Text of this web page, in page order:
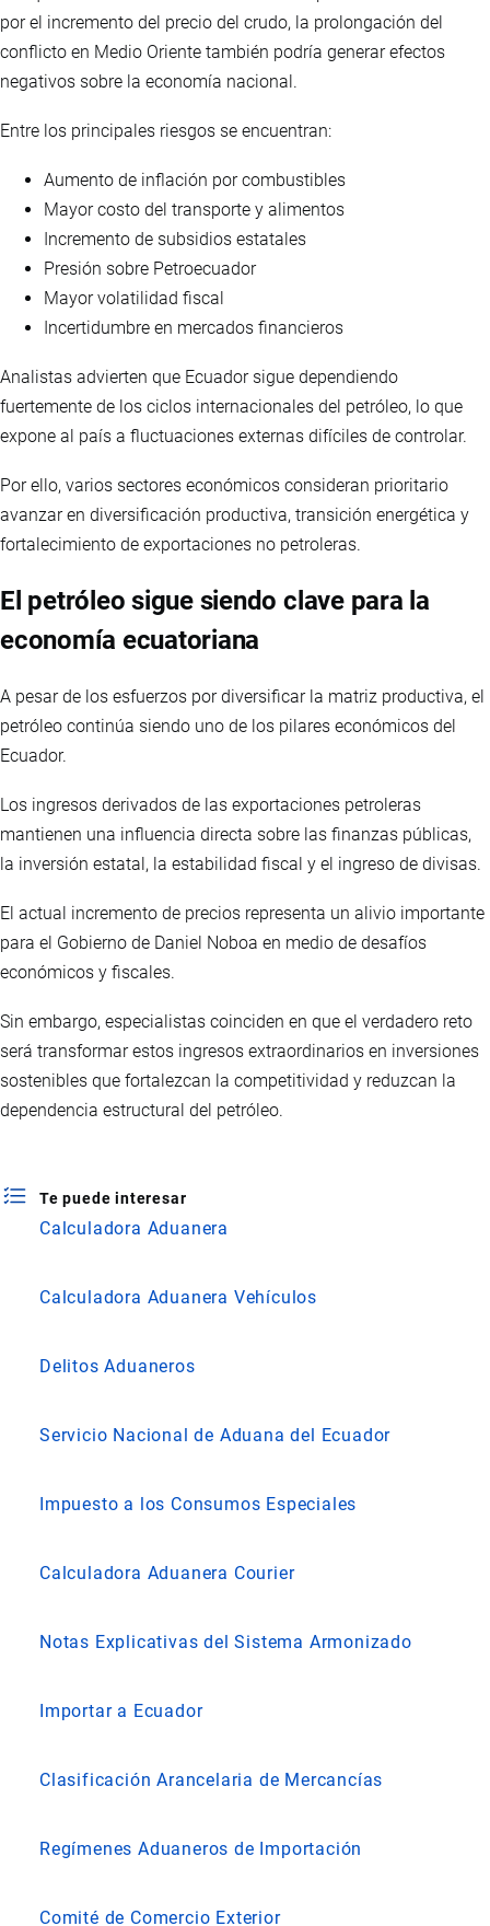
por el incremento del precio del crudo, la prolongación del
conflicto en Medio Oriente también podría generar efectos
negativos sobre la economía nacional.
Entre los principales riesgos se encuentran:
Aumento de inflación por combustibles
Mayor costo del transporte y alimentos
Incremento de subsidios estatales
Presión sobre Petroecuador
Mayor volatilidad fiscal
Incertidumbre en mercados financieros
Analistas advierten que Ecuador sigue dependiendo
fuertemente de los ciclos internacionales del petróleo, lo que
expone al país a fluctuaciones externas difíciles de controlar.
Por ello, varios sectores económicos consideran prioritario
avanzar en diversificación productiva, transición energética y
fortalecimiento de exportaciones no petroleras.
El petróleo sigue siendo clave para la
economía ecuatoriana
A pesar de los esfuerzos por diversificar la matriz productiva, el
petróleo continúa siendo uno de los pilares económicos del
Ecuador.
Los ingresos derivados de las exportaciones petroleras
mantienen una influencia directa sobre las finanzas públicas,
la inversión estatal, la estabilidad fiscal y el ingreso de divisas.
El actual incremento de precios representa un alivio importante
para el Gobierno de Daniel Noboa en medio de desafíos
económicos y fiscales.
Sin embargo, especialistas coinciden en que el verdadero reto
será transformar estos ingresos extraordinarios en inversiones
sostenibles que fortalezcan la competitividad y reduzcan la
dependencia estructural del petróleo.
Te puede interesar
Calculadora Aduanera
Calculadora Aduanera Vehículos
Delitos Aduaneros
Servicio Nacional de Aduana del Ecuador
Impuesto a los Consumos Especiales
Calculadora Aduanera Courier
Notas Explicativas del Sistema Armonizado
Importar a Ecuador
Clasificación Arancelaria de Mercancías
Regímenes Aduaneros de Importación
Comité de Comercio Exterior